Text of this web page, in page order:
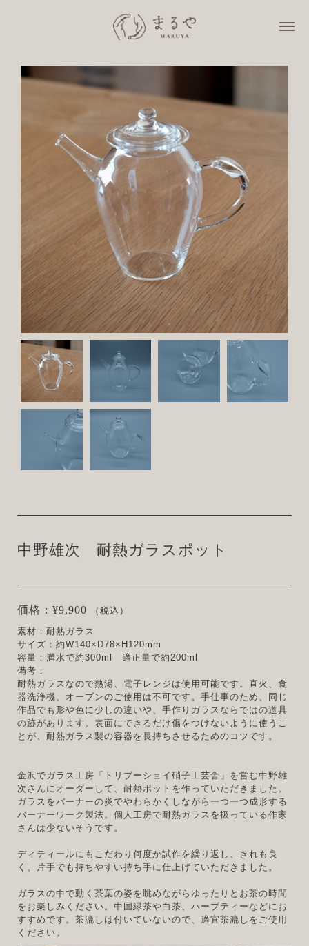
中野雄次 耐熱ガラスポット
価格：¥9,900
（税込）
素材：耐熱ガラス
サイズ：約W140×D78×H120mm
容量：満水で約300ml 適正量で約200ml
備考：
耐熱ガラスなので熱湯、電子レンジは使用可能です。直火、食
器洗浄機、オーブンのご使用は不可です。手仕事のため、同じ
作品でも形や色に少しの違いや、手作りガラスならではの道具
の跡があります。表面にできるだけ傷をつけないように使うこ
とが、耐熱ガラス製の容器を長持ちさせるためのコツです。
金沢でガラス工房「トリブーショイ硝子工芸舎」を営む中野雄
次さんにオーダーして、耐熱ポットを作っていただきました。
ガラスをバーナーの炎でやわらかくしながら一つ一つ成形する
バーナーワーク製法。個人工房で耐熱ガラスを扱っている作家
さんは少ないそうです。
ディティールにもこだわり何度か試作を繰り返し、きれも良
く、片手でも持ちやすい持ち手に仕上げていただきました。
ガラスの中で動く茶葉の姿を眺めながらゆったりとお茶の時間
をお楽しみください。中国緑茶や白茶、ハーブティーなどにお
すすめです。茶漉しは付いていないので、適宜茶漉しをご使用
ください。